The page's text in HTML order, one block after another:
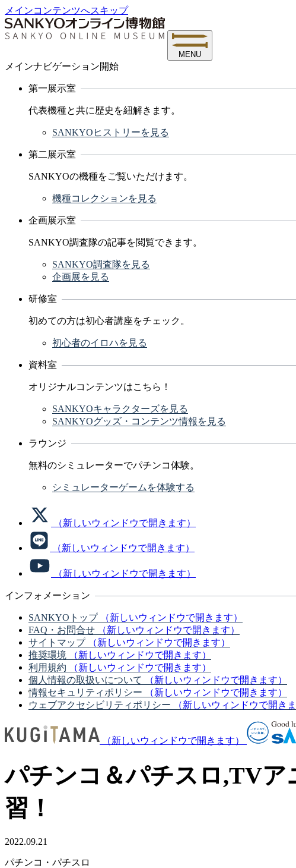
メインコンテンツへスキップ
MENU
メインナビゲーション開始
第一展示室
代表機種と共に歴史を紐解きます。
SANKYOヒストリーを見る
第二展示室
SANKYOの機種をご覧いただけます。
機種コレクションを見る
企画展示室
SANKYO調査隊の記事を閲覧できます。
SANKYO調査隊を見る
企画展を見る
研修室
初めての方は初心者講座をチェック。
初心者のイロハを見る
資料室
オリジナルコンテンツはこちら！
SANKYOキャラクターズを見る
SANKYOグッズ・コンテンツ情報を見る
ラウンジ
無料のシミュレーターでパチンコ体験。
シミュレーターゲームを体験する
（新しいウィンドウで開きます）
（新しいウィンドウで開きます）
（新しいウィンドウで開きます）
インフォメーション
SANKYOトップ
（新しいウィンドウで開きます）
FAQ・お問合せ
（新しいウィンドウで開きます）
サイトマップ
（新しいウィンドウで開きます）
推奨環境
（新しいウィンドウで開きます）
利用規約
（新しいウィンドウで開きます）
個人情報の取扱いについて
（新しいウィンドウで開きます）
情報セキュリティポリシー
（新しいウィンドウで開きます）
ウェブアクセシビリティポリシー
（新しいウィンドウで開きま
（新しいウィンドウで開きます）
パチンコ＆パチスロ,TV
習！
2022.09.21
パチンコ・パチスロ